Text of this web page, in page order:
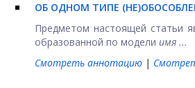
ОБ ОДНОМ ТИПЕ
Предметом настоящей статьи
образованной по модели имя ...
Смотреть аннотацию |